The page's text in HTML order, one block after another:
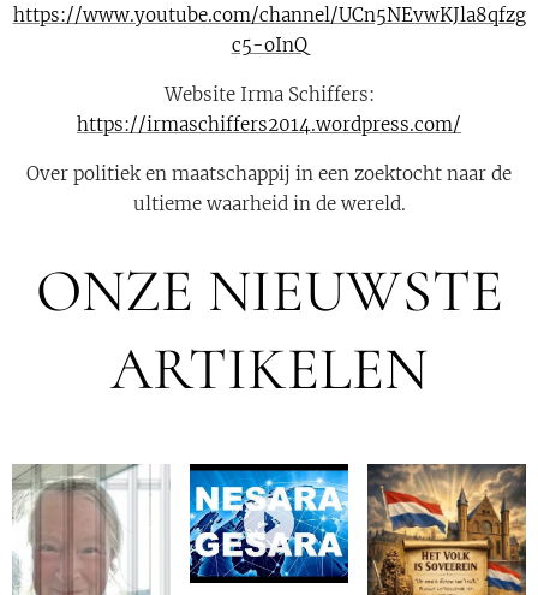
https://www.youtube.com/channel/UCn5NEvwKJla8qfzg
c5-oInQ
Website Irma Schiffers:
https://irmaschiffers2014.wordpress.com/
Over politiek en maatschappij in een zoektocht naar de
ultieme waarheid in de wereld.
ONZE NIEUWSTE
ARTIKELEN